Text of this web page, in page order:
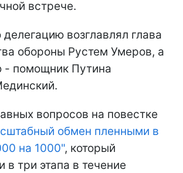
встрече.
возглавлял глава
обороны Рустем Умеров, а
- помощник Путина
вопросов на повестке
обмен пленными в
на 1000", который
в три этапа в течение